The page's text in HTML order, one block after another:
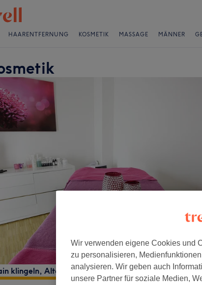
HAARENTFERNUNG KOSMETIK MASSAGE MÄNNER
klingeln, Alter Teichweg 25, Barmbek-Süd,
Wir verwenden eigene Cookies und
zu personalisieren,
analysieren. Wir geben auch
unsere Partner für soziale Medien,